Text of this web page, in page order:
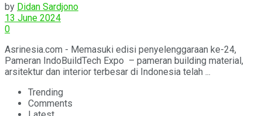
by Didan Sardjono
13 June 2024
0
Asrinesia.com - Memasuki edisi penyelenggaraan ke-24,
Pameran IndoBuildTech Expo – pameran building material,
arsitektur dan interior terbesar di Indonesia telah ...
Trending
Comments